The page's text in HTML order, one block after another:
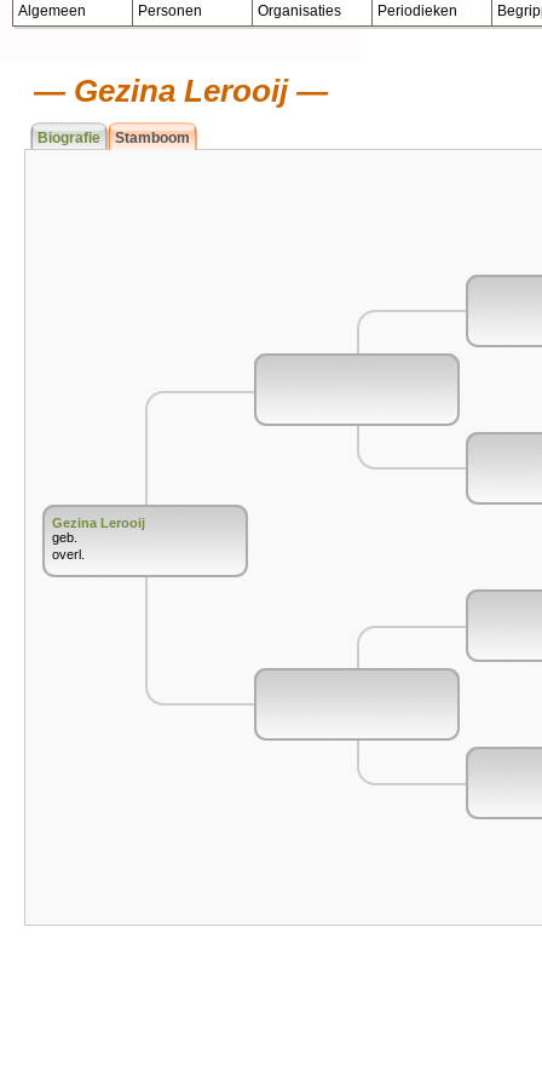
Algemeen Personen Organisaties Periodieken
Gezina Lerooij
Biografie Stamboom
Gezina Lerooij
geb.
overl.